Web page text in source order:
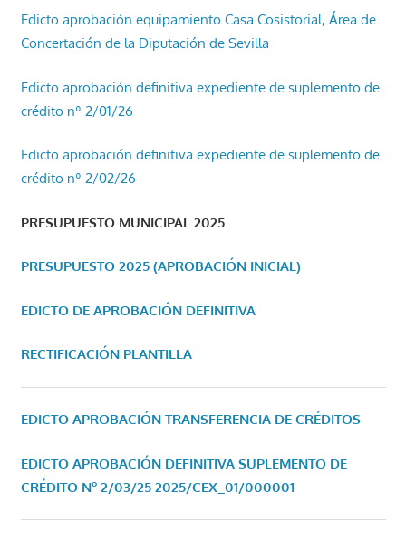
Edicto aprobación equipamiento Casa Cosistorial, Área de
Concertación de la Diputación de Sevilla
Edicto aprobación definitiva expediente de suplemento de
crédito nº 2/01/26
Edicto aprobación definitiva expediente de suplemento de
crédito nº 2/02/26
PRESUPUESTO MUNICIPAL 2025
PRESUPUESTO 2025 (APROBACIÓN INICIAL)
EDICTO DE APROBACIÓN DEFINITIVA
RECTIFICACIÓN PLANTILLA
EDICTO APROBACIÓN TRANSFERENCIA DE CRÉDITOS
EDICTO APROBACIÓN DEFINITIVA SUPLEMENTO DE
CRÉDITO Nº 2/03/25 2025/CEX_01/000001